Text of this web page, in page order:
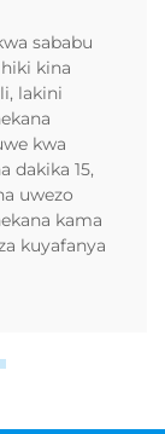
sababu
kina
lakini
kwa
dakika 15,
uwezo
kama
kuyafanya